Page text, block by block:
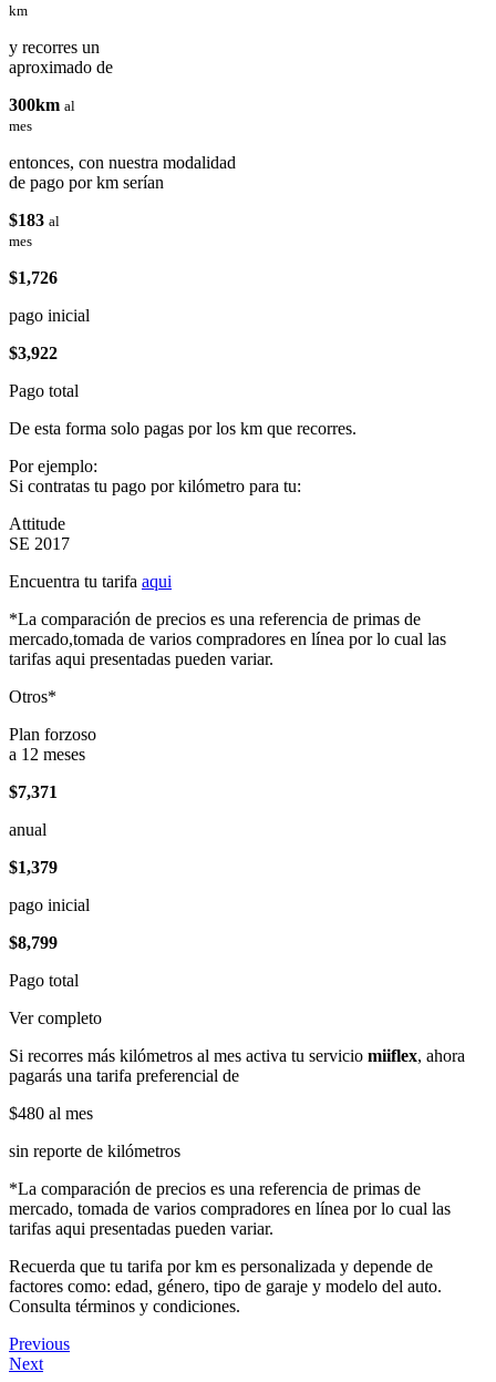
km
y recorres un
aproximado de
300km al
mes
entonces, con nuestra modalidad
de pago por km serían
$183 al
mes
$1,726
pago inicial
$3,922
Pago total
De esta forma solo pagas por los km que recorres.
Por ejemplo:
Si contratas tu pago por kilómetro para tu:
Attitude
SE 2017
Encuentra tu tarifa aqui
*La comparación de precios es una referencia de primas de
mercado,tomada de varios compradores en línea por lo cual las
tarifas aqui presentadas pueden variar.
Otros*
Plan forzoso
a 12 meses
$7,371
anual
$1,379
pago inicial
$8,799
Pago total
Ver completo
Si recorres más kilómetros al mes activa tu servicio miiflex, ahora
pagarás una tarifa preferencial de
$480 al mes
sin reporte de kilómetros
*La comparación de precios es una referencia de primas de
mercado, tomada de varios compradores en línea por lo cual las
tarifas aqui presentadas pueden variar.
Recuerda que tu tarifa por km es personalizada y depende de
factores como: edad, género, tipo de garaje y modelo del auto.
Consulta términos y condiciones.
Previous
Next